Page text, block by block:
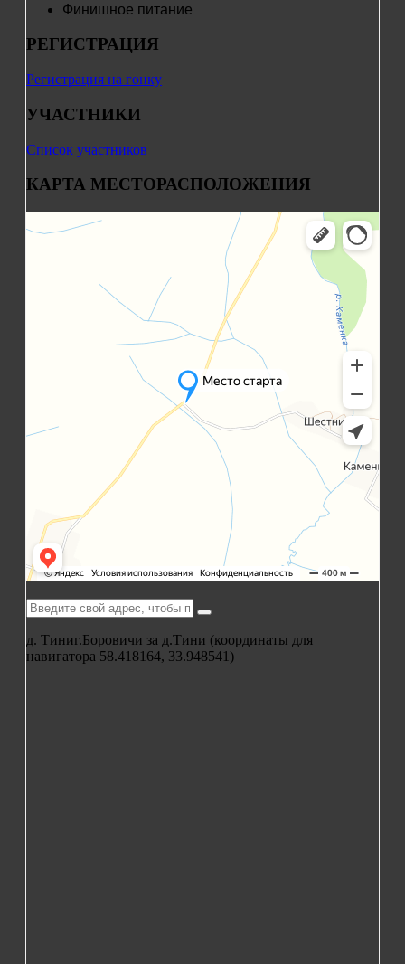
Финишное питание
РЕГИСТРАЦИЯ
Регистрация на гонку
УЧАСТНИКИ
Список участников
КАРТА МЕСТОРАСПОЛОЖЕНИЯ
д. Тиниг.Боровичи за д.Тини (координаты для
навигатора 58.418164, 33.948541)